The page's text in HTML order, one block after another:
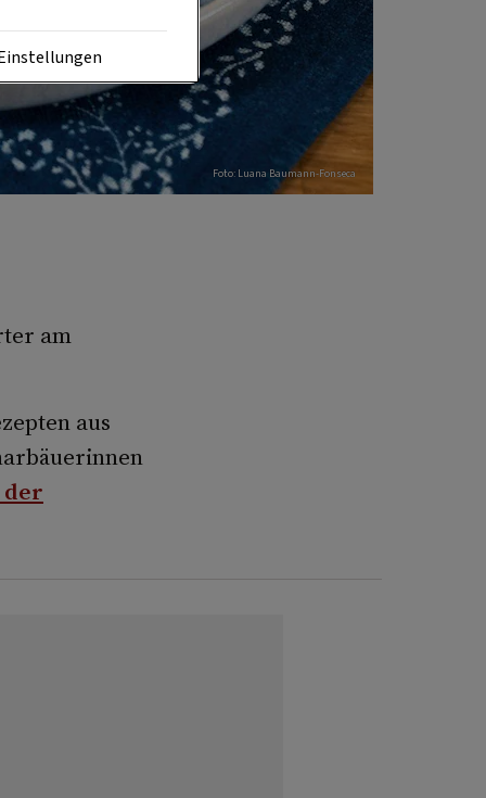
Foto: Luana Baumann-Fonseca
am
aus
der